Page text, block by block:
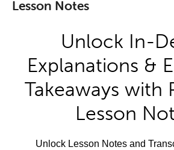
Lesson Notes
Unlock In-
Explanations &
Takeaways with
Lesson
Unlock Lesson Notes and